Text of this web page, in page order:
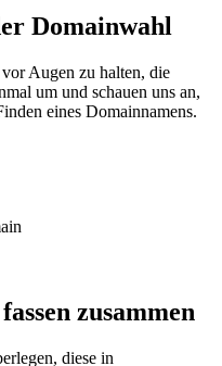
Domainwahl
Augen zu halten, die
um und schauen uns an,
eines Domainnamens.
zusammen
diese in